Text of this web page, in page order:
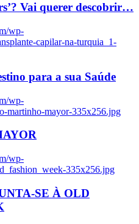
Vai querer descobrir…
wp-
capilar-na-turquia_1-
para a sua Saúde
wp-
martinho-mayor-335x256.jpg
wp-
335x256.jpg
SE À OLD